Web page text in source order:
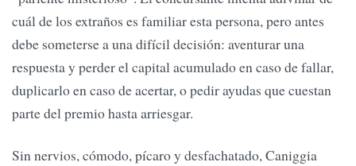
cuál de los extraños es familiar esta persona, pero antes
debe someterse a una difícil decisión: aventurar una
respuesta y perder el capital acumulado en caso de fallar,
duplicarlo en caso de acertar, o pedir ayudas que cuestan
parte del premio hasta arriesgar.
Sin nervios, cómodo, pícaro y desfachatado, Caniggia